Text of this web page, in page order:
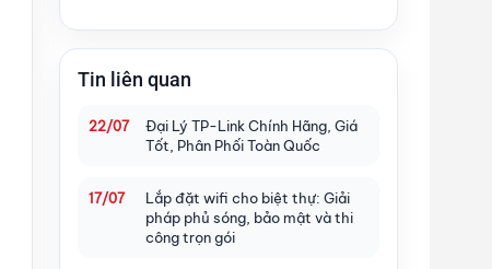
Tin liên quan
22/07
Đại Lý TP-Link Chính Hãng, Giá
Tốt, Phân Phối Toàn Quốc
17/07
Lắp đặt wifi cho biệt thự: Giải
pháp phủ sóng, bảo mật và thi
công trọn gói